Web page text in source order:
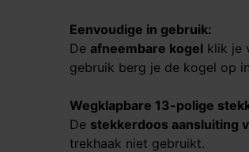
Eenvoudige in gebruik:
De afneembare kogel klik je
gebruik berg je de kogel op
Wegklapbare 13-polige
De stekkerdoos aansluiting
trekhaak niet gebruikt.